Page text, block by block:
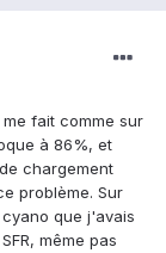
fait comme sur
à 86%, et
chargement
problème. Sur
que j'avais
même pas